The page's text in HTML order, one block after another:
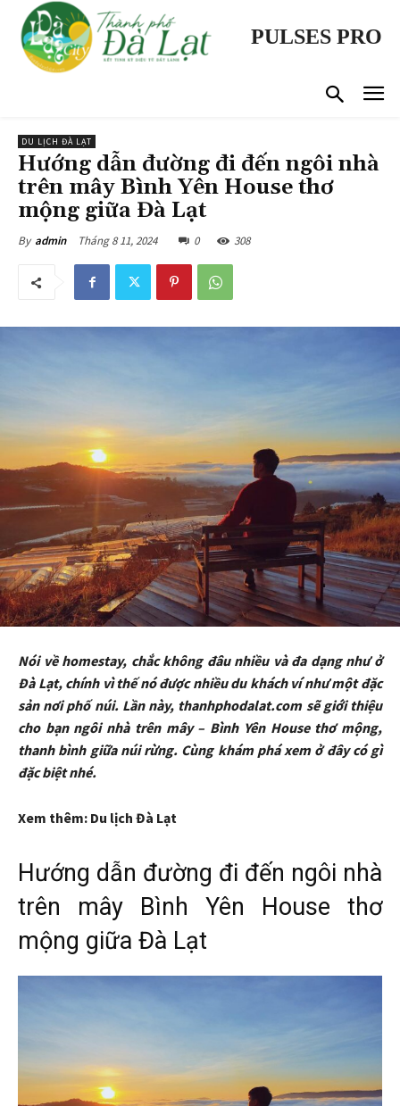
PULSES PRO
DU LỊCH ĐÀ LẠT
Hướng dẫn đường đi đến ngôi nhà
trên mây Bình Yên House thơ
mộng giữa Đà Lạt
By admin Tháng 8 11, 2024 0 308
Nói về homestay, chắc không đâu nhiều và đa dạng như ở
Đà Lạt, chính vì thế nó được nhiều du khách ví như một đặc
sản nơi phố núi. Lần này, thanhphodalat.com sẽ giới thiệu
cho bạn ngôi nhà trên mây – Bình Yên House thơ mộng,
thanh bình giữa núi rừng. Cùng khám phá xem ở đây có gì
đặc biệt nhé.
Xem thêm: Du lịch Đà Lạt
Hướng dẫn đường đi đến ngôi nhà
trên mây Bình Yên House thơ
mộng giữa Đà Lạt